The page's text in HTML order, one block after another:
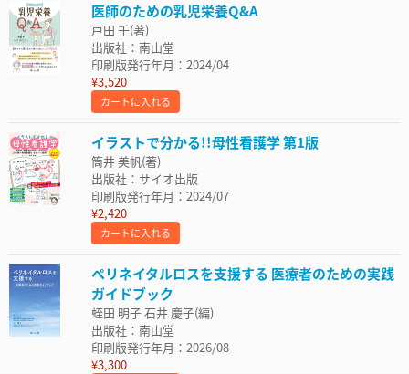
医師のための乳児栄養Q&A
戸田 千(著)
出版社：南山堂
印刷版発行年月：2024/04
¥3,520
カートに入れる
イラストで分かる!!母性看護学 第1版
筒井 美帆(著)
出版社：サイオ出版
印刷版発行年月：2024/07
¥2,420
カートに入れる
ペリネイタルロスを支援する 医療者のための実践
ガイドブック
蛭田 明子 石井 慶子(編)
出版社：南山堂
印刷版発行年月：2026/08
¥3,300